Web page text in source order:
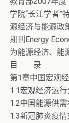
学院“长江学者”
源经济与能源政
期刊Energy
为能源经济、能
目 录
第1章中国宏观
1.1宏观经济运
1.2中国能源供
1.3新冠肺炎疫